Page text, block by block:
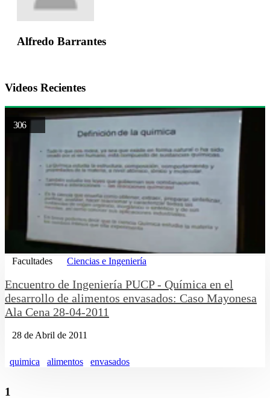
Alfredo Barrantes
Videos Recientes
306
Facultades Ciencias e Ingeniería
Encuentro de Ingeniería PUCP - Química en el
desarrollo de alimentos envasados: Caso Mayonesa
Ala Cena 28-04-2011
28 de Abril de 2011
quimica alimentos envasados
1